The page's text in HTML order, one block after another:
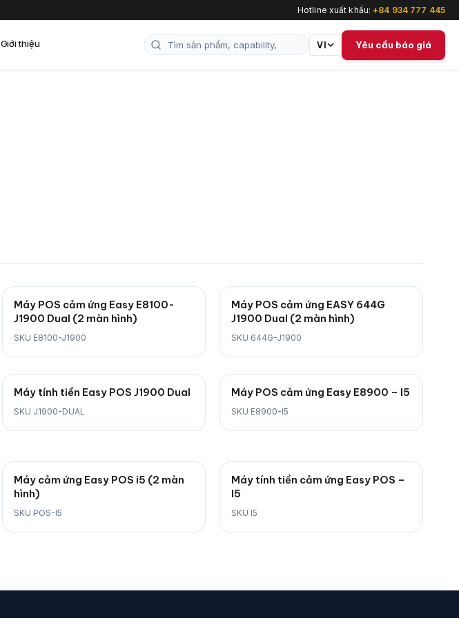
Hotline xuất khẩu:+84 934 777 445
Giới thiệu VI Yêu cầu báo giá
Máy POS cảm ứng Easy E8100-
J1900 Dual (2 màn hình)
SKU E8100-J1900
Máy POS cảm ứng EASY 644G
J1900 Dual (2 màn hình)
SKU 644G-J1900
Máy tính tiền Easy POS J1900 Dual
SKU J1900-DUAL
Máy POS cảm ứng Easy E8900 – I5
SKU E8900-I5
Máy cảm ứng Easy POS i5 (2 màn
hình)
SKU POS-I5
Máy tính tiền cảm ứng Easy POS –
I5
SKU I5